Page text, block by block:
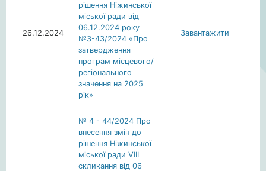
26.12.2024
рішення Ніжинської
міської ради від
06.12.2024 року
№3-43/2024 «Про
затвердження
програм місцевого/
регіонального
значення на 2025
рік»
Завантажити
№ 4 - 44/2024 Про
внесення змін до
рішення Ніжинської
міської ради VІІІ
скликання від 06